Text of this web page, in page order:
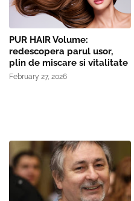
PUR HAIR Volume:
redescopera parul usor,
plin de miscare si vitalitate
February 27, 2026